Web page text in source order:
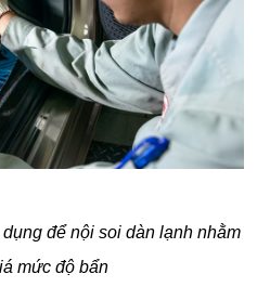
để nội soi dàn lạnh nhằm
mức độ bẩn